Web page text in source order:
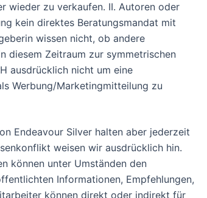
wieder zu verkaufen. II. Autoren oder
kein direktes Beratungsmandat mit
wissen nicht, ob andere
diesem Zeitraum zur symmetrischen
ausdrücklich nicht um eine
Werbung/Marketingmitteilung zu
Endeavour Silver halten aber jederzeit
weisen wir ausdrücklich hin.
können unter Umständen den
Informationen, Empfehlungen,
können direkt oder indirekt für